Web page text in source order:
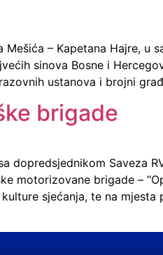
– Kapetana Hajre, u
sinova Bosne i
ustanova i brojni
brigade
dopredsjednikom Saveza
motorizovane brigade –
sjećanja, te na mjesta